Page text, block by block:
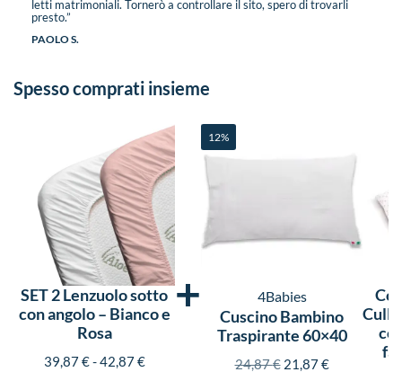
letti matrimoniali. Tornerò a controllare il sito, spero di trovarli
presto.”
PAOLO S.
Spesso comprati insieme
SET 2 Lenzuolo sotto
con angolo – Bianco e
Rosa
39,87€-42,87€
+
12%
4Babies
Cuscino Bambino
Traspirante 60×40
24,87€ 21,87€
Culla